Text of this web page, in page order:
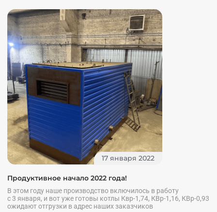
17 января 2022
Продуктивное начало 2022 года!
В этом году наше производство включилось в работу
с 3 января, и вот уже готовы котлы Квр-1,74, КВр-1,16, КВр-0,93
ожидают отгрузки в адрес наших заказчиков